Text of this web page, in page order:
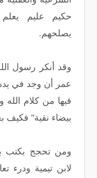
حكيم عليم
يصلحهم.
وقد أنكر رسول
عمر أن وجد في
فيها من كلام الله
بيضاء نقية" فكيف
ومن تحجج بكتب
لابن تيمية ودرء